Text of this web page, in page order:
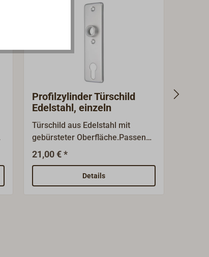
Profilzylinder Türschild
Edelstahl, einzeln
Türschild aus Edelstahl mit
gebürsteter Oberfläche.Passend
zu unseren Einsteck- und Kasten-
Schiffsschlössern aus Edelstahl
mit 9 mm Vierkant.
21,00 € *
Details